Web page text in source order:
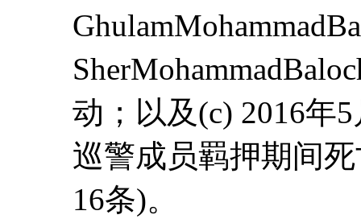
动；以及(c) 2016年
巡警成员羁押期间
16条)。